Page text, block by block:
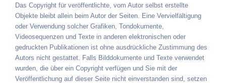
Das Copyright für veröffentlichte, vom Autor selbst erstellte
Objekte bleibt allein beim Autor der Seiten. Eine Vervielfältigung
oder Verwendung solcher Grafiken, Tondokumente,
Videosequenzen und Texte in anderen elektronischen oder
gedruckten Publikationen ist ohne ausdrückliche Zustimmung des
Autors nicht gestattet. Falls Bilddokumente und Texte verwendet
wurden, die über ein Copyright verfügen und Sie mit der
Veröffentlichung auf dieser Seite nicht einverstanden sind, setzen